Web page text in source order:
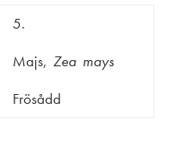
5.
Majs,Zea mays
Frösådd